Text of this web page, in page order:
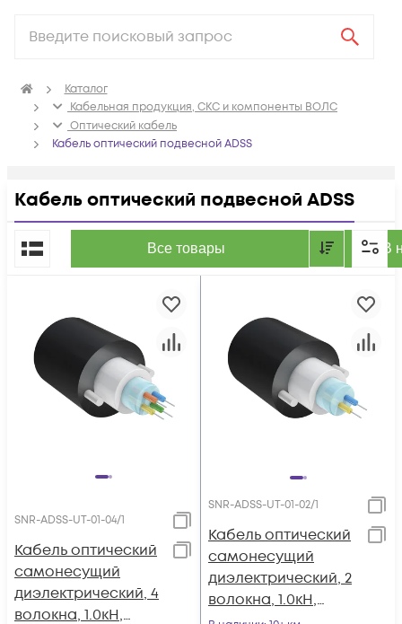
Каталог
Кабельная продукция, СКС и компоненты ВОЛС
Оптический кабель
Кабель оптический подвесной ADSS
Кабель оптический подвесной ADSS
Все товары В
По популярности
SNR-ADSS-UT-01-04/1
Кабель оптический
самонесущий
диэлектрический, 4
волокна, 1.0кН,
SNR-ADSS-UT-01-02/1
Кабель оптический
самонесущий
диэлектрический, 2
волокна, 1.0кН,